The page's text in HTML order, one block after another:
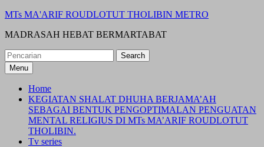
MTs MA'ARIF ROUDLOTUT THOLIBIN METRO
MADRASAH HEBAT BERMARTABAT
Search
for:Menu
Home
KEGIATAN SHALAT DHUHA BERJAMA’AH
SEBAGAI BENTUK PENGOPTIMALAN PENGUATAN
MENTAL RELIGIUS DI MTs MA’ARIF ROUDLOTUT
THOLIBIN.
Tv series